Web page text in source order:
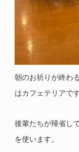
朝のお祈りが終わ
はカフェテリアです
後輩たちが帰省し
を使います。